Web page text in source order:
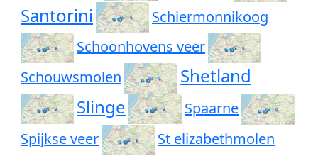
Santorini
Schiermonnikoog
Schoonhovens veer
Schouwsmolen
Shetland
Slinge
Spaarne
Spijkse veer
St elizabethmolen